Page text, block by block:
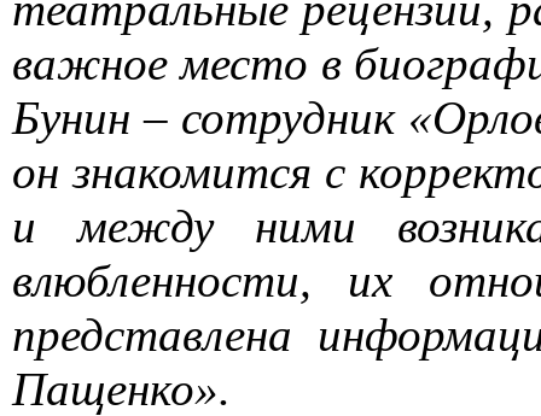
важное место в
Бунин – сотрудник
он знакомится с
и между ними
влюбленности, их
представлена
Пащенко».